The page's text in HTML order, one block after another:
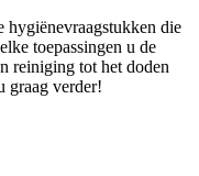
hygiënevraagstukken die
toepassingen u de
reiniging tot het doden
graag verder!